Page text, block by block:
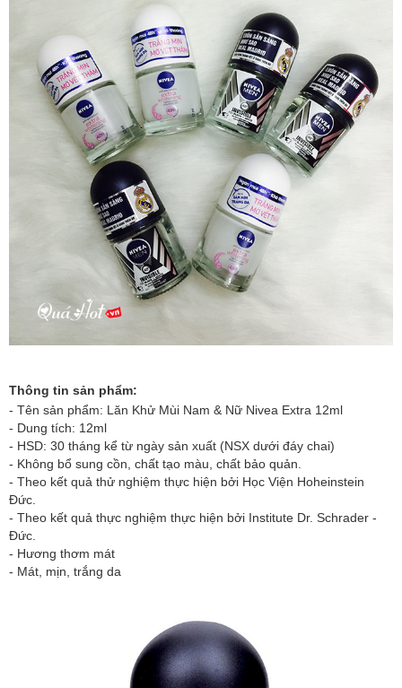
Thông tin sản phẩm:
- Tên sản phẩm: Lăn Khử Mùi Nam & Nữ Nivea Extra 12ml
- Dung tích: 12ml
- HSD: 30 tháng kể từ ngày sản xuất (NSX dưới đáy chai)
- Không bổ sung cồn, chất tạo màu, chất bảo quản.
- Theo kết quả thử nghiệm thực hiện bởi Học Viện Hoheinstein
Đức.
- Theo kết quả thực nghiệm thực hiện bởi Institute Dr. Schrader -
Đức.
- Hương thơm mát
- Mát, mịn, trắng da